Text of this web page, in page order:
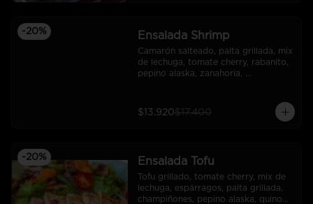
-20% Ensalada Shrimp
Camarón salteado, palta grillada, mix
de lechuga, tomate cherry, rabanito,
pepino alaska, zanahoria,
balsámico.
$13.920$17.400
-20% Ensalada Tofu
Tofu grillado, tomate cherry, mix de
lechuga, espárragos, palta grillada,
champiñones, pepino alaska, quinoa